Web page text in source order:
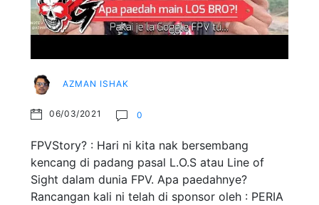
AZMAN ISHAK
06/03/2021 0
FPVStory? : Hari ni kita nak bersembang
kencang di padang pasal L.O.S atau Line of
Sight dalam dunia FPV. Apa paedahnye?
Rancangan kali ni telah di sponsor oleh : PERIA